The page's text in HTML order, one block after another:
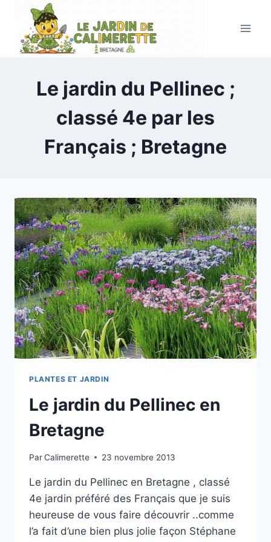
contenu
Le jardin du Pellinec ;
classé 4e par les
Français ; Bretagne
PLANTES ET JARDIN
Le jardin du Pellinec en
Bretagne
ParCalimerette 23 novembre 2013
Le jardin du Pellinec en Bretagne , classé
4e jardin préféré des Français que je suis
heureuse de vous faire découvrir ..comme
l’a fait d’une bien plus jolie façon Stéphane